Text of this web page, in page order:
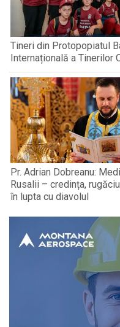
Tineri din Protopopiatul
Internațională a Tinerilor
Pr. Adrian Dobreanu:
Rusalii – credința,
în lupta cu diavolul